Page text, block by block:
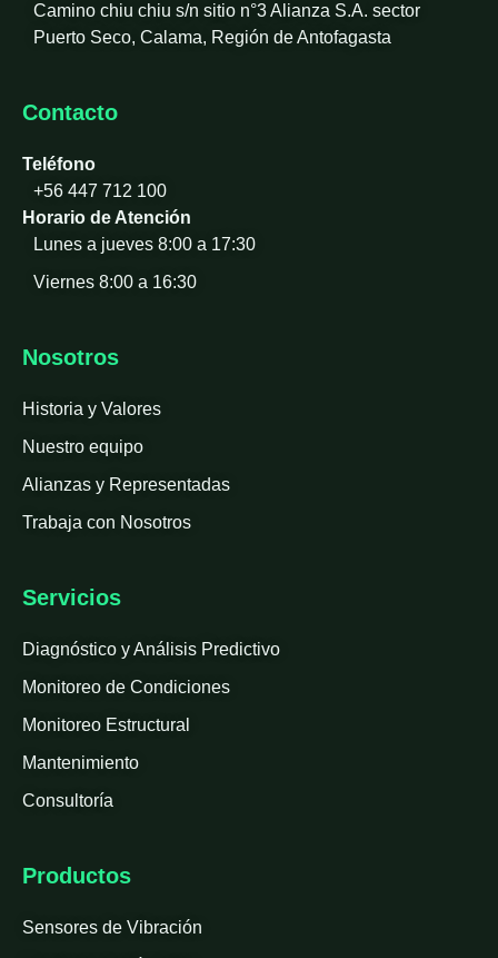
Camino chiu chiu s/n sitio n°3 Alianza S.A. sector
Puerto Seco, Calama, Región de Antofagasta
Contacto
Teléfono
+56 447 712 100
Horario de Atención
Lunes a jueves 8:00 a 17:30
Viernes 8:00 a 16:30
Nosotros
Historia y Valores
Nuestro equipo
Alianzas y Representadas
Trabaja con Nosotros
Servicios
Diagnóstico y Análisis Predictivo
Monitoreo de Condiciones
Monitoreo Estructural
Mantenimiento
Consultoría
Productos
Sensores de Vibración